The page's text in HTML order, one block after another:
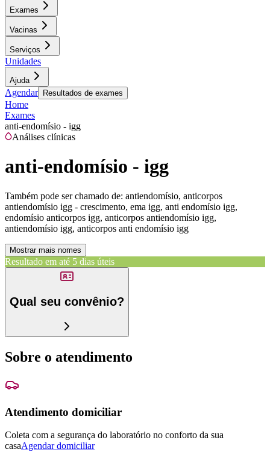
Exames
Vacinas
Serviços
Unidades
Ajuda
Agendar Resultados de exames
Home
Exames
anti-endomísio - igg
Análises clínicas
anti-endomísio - igg
Também pode ser chamado de: antiendomísio, anticorpos
antiendomísio igg - crescimento, ema igg, anti endomísio igg,
endomísio anticorpos igg, anticorpos antiendomísio igg,
antiendomísio igg, anticorpos anti endomísio igg
Mostrar mais nomes
Resultado em até 5 dias úteis
Qual seu convênio?
Sobre o atendimento
Atendimento domiciliar
Coleta com a segurança do laboratório no conforto da sua
casaAgendar domiciliar